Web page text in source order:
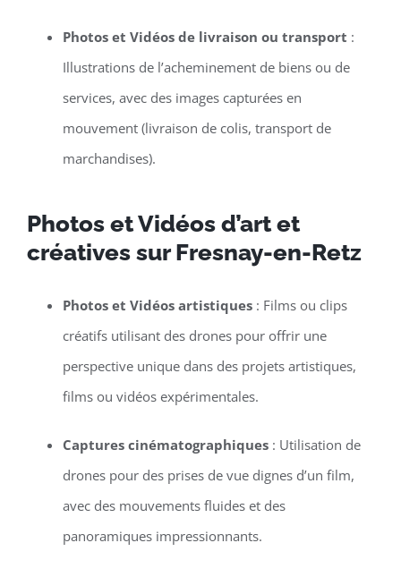
Photos et Vidéos de livraison ou transport :
Illustrations de l’acheminement de biens ou de
services, avec des images capturées en
mouvement (livraison de colis, transport de
marchandises).
Photos et Vidéos d’art et
créatives sur Fresnay-en-Retz
Photos et Vidéos artistiques: Films ou clips
créatifs utilisant des drones pour offrir une
perspective unique dans des projets artistiques,
films ou vidéos expérimentales.
Captures cinématographiques: Utilisation de
drones pour des prises de vue dignes d’un film,
avec des mouvements fluides et des
panoramiques impressionnants.